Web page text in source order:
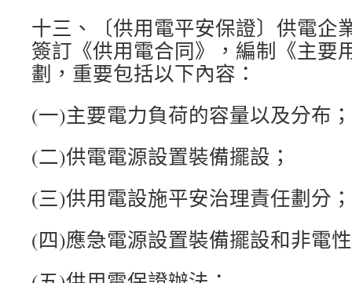
十三、〔供用電平安保證〕供電企
簽訂《供用電合同》，編制《主要
劃，重要包括以下內容：
(一)主要電力負荷的容量以及分布；
(二)供電電源設置裝備擺設；
(三)供用電設施平安治理責任劃分；
(四)應急電源設置裝備擺設和非電